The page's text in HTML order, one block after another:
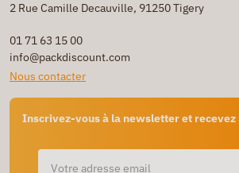
2 Rue Camille Decauville, 91250 Tigery
01 71 63 15 00
info@packdiscount.com
Nous contacter
Inscrivez-vous à la newsletter et recevez